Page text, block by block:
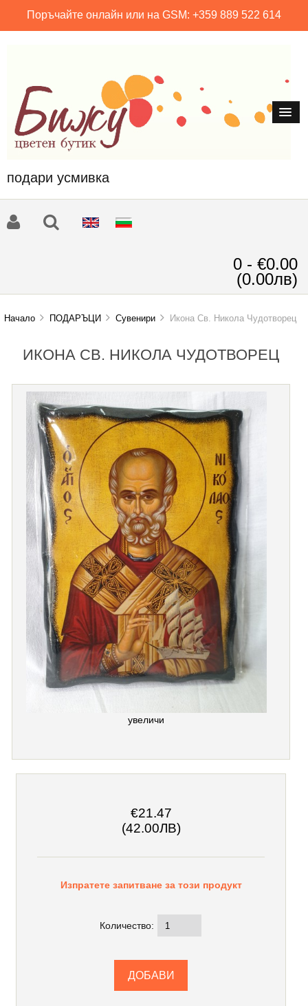
Поръчайте онлайн или на GSM: +359 889 522 614
подари усмивка
0 - €0.00
(0.00лв)
Начало ПОДАРЪЦИ Сувенири Икона Св. Никола Чудотворец
ИКОНА СВ. НИКОЛА ЧУДОТВОРЕЦ
увеличи
€21.47
(42.00ЛВ)
Изпратете запитване за този продукт
Количество: